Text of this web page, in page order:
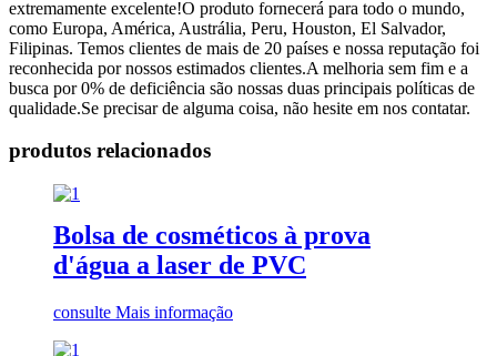
extremamente excelente!O produto fornecerá para todo o mundo,
como Europa, América, Austrália, Peru, Houston, El Salvador,
Filipinas. Temos clientes de mais de 20 países e nossa reputação foi
reconhecida por nossos estimados clientes.A melhoria sem fim e a
busca por 0% de deficiência são nossas duas principais políticas de
qualidade.Se precisar de alguma coisa, não hesite em nos contatar.
produtos relacionados
Bolsa de cosméticos à prova
d'água a laser de PVC
consulte Mais informação